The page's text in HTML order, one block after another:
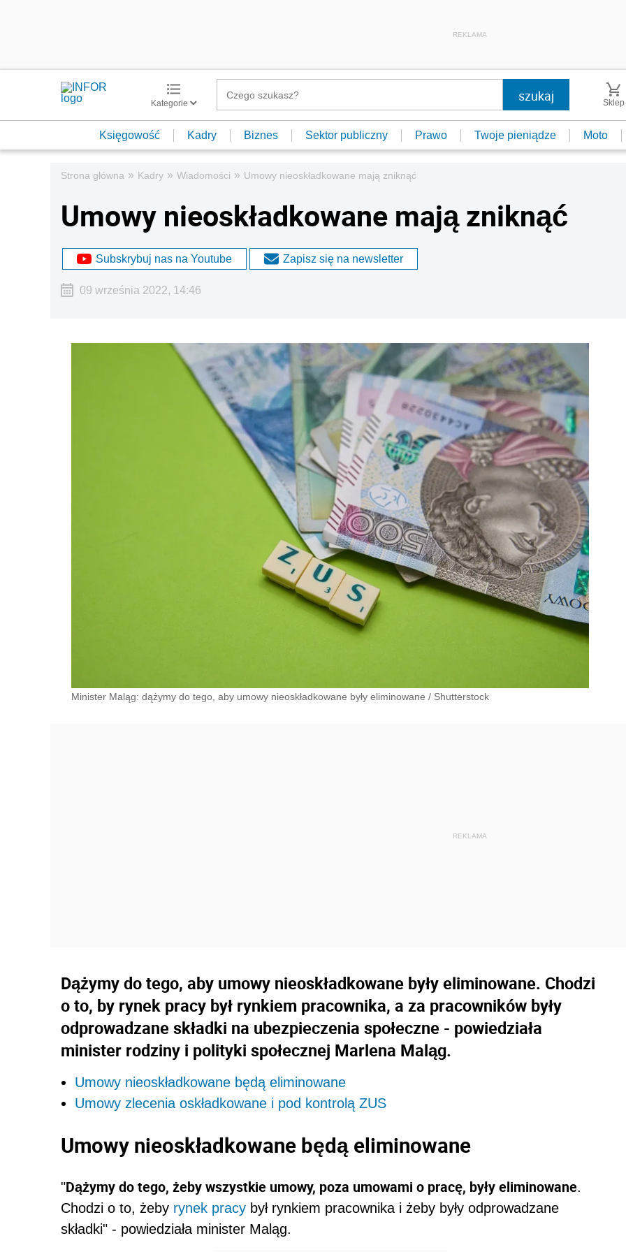
REKLAMA
Kategorie Sklep
Księgowość Kadry Biznes Sektor publiczny Prawo Twoje pieniądze Moto
Strona główna » Kadry » Wiadomości » Umowy nieoskładkowane mają zniknąć
Umowy nieoskładkowane mają zniknąć
Subskrybuj nas na Youtube Zapisz się na newsletter
09 września 2022, 14:46
Minister Maląg: dążymy do tego, aby umowy nieoskładkowane były eliminowane / Shutterstock
Dążymy do tego, aby umowy nieoskładkowane były eliminowane. Chodzi
o to, by rynek pracy był rynkiem pracownika, a za pracowników były
odprowadzane składki na ubezpieczenia społeczne - powiedziała
minister rodziny i polityki społecznej Marlena Maląg.
Umowy nieoskładkowane będą eliminowane
Umowy zlecenia oskładkowane i pod kontrolą ZUS
Umowy nieoskładkowane będą eliminowane
"Dążymy do tego, żeby wszystkie umowy, poza umowami o pracę, były eliminowane.
Chodzi o to, żeby rynek pracy był rynkiem pracownika i żeby były odprowadzane
składki" - powiedziała minister Maląg.